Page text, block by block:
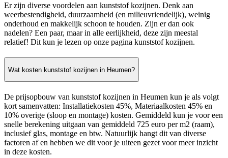
Er zijn diverse voordelen aan kunststof kozijnen. Denk aan
weerbestendigheid, duurzaamheid (en milieuvriendelijk), weinig
onderhoud en makkelijk schoon te houden. Zijn er dan ook
nadelen? Een paar, maar in alle eerlijkheid, deze zijn meestal
relatief! Dit kun je lezen op onze pagina kunststof kozijnen.
Wat kosten kunststof kozijnen in Heumen?
De prijsopbouw van kunststof kozijnen in Heumen kun je als volgt
kort samenvatten: Installatiekosten 45%, Materiaalkosten 45% en
10% overige (sloop en montage) kosten. Gemiddeld kun je voor een
snelle berekening uitgaan van gemiddeld 725 euro per m2 (raam),
inclusief glas, montage en btw. Natuurlijk hangt dit van diverse
factoren af en hebben we dit voor je uiteen gezet voor meer inzicht
in deze kosten.